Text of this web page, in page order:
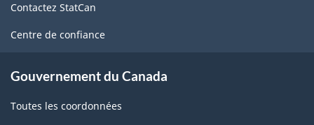
ce
site
Contactez StatCan
Centre de confiance
Gouvernement du Canada
Toutes les coordonnées